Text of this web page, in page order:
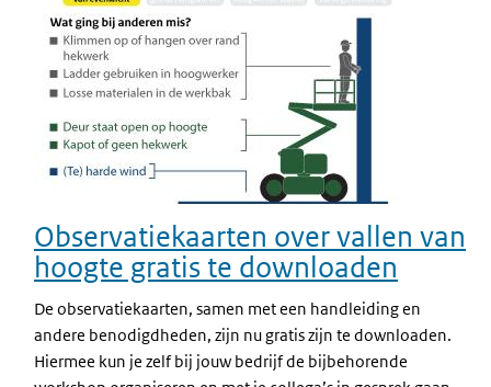
Observatiekaarten over vallen van
hoogte gratis te downloaden
De observatiekaarten, samen met een handleiding en
andere benodigdheden, zijn nu gratis zijn te downloaden.
Hiermee kun je zelf bij jouw bedrijf de bijbehorende